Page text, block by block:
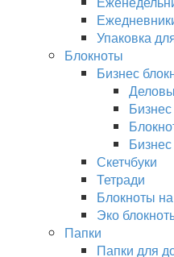
Упаковка
Блокноты
Бизнес
Скетчбуки
Тетради
Блокноты
Эко
Папки
Папки для